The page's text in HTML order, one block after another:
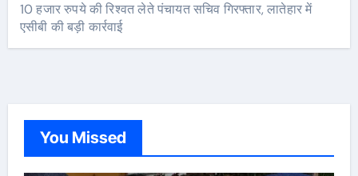
10 हजार रुपये की रिश्वत लेते पंचायत सचिव गिरफ्तार, लातेहार में
एसीबी की बड़ी कार्रवाई
You Missed